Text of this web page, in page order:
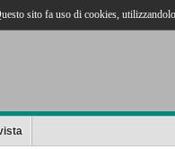
sito fa uso di cookies,